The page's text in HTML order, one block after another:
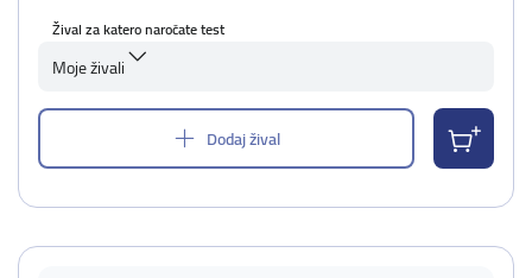
Žival za katero naročate test
Moje živali
Dodaj žival